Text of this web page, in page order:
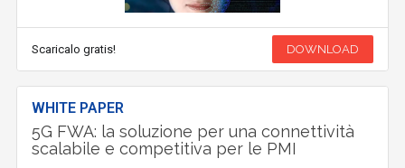
Scaricalo gratis! DOWNLOAD
WHITE PAPER
5G FWA: la soluzione per una connettività
scalabile e competitiva per le PMI